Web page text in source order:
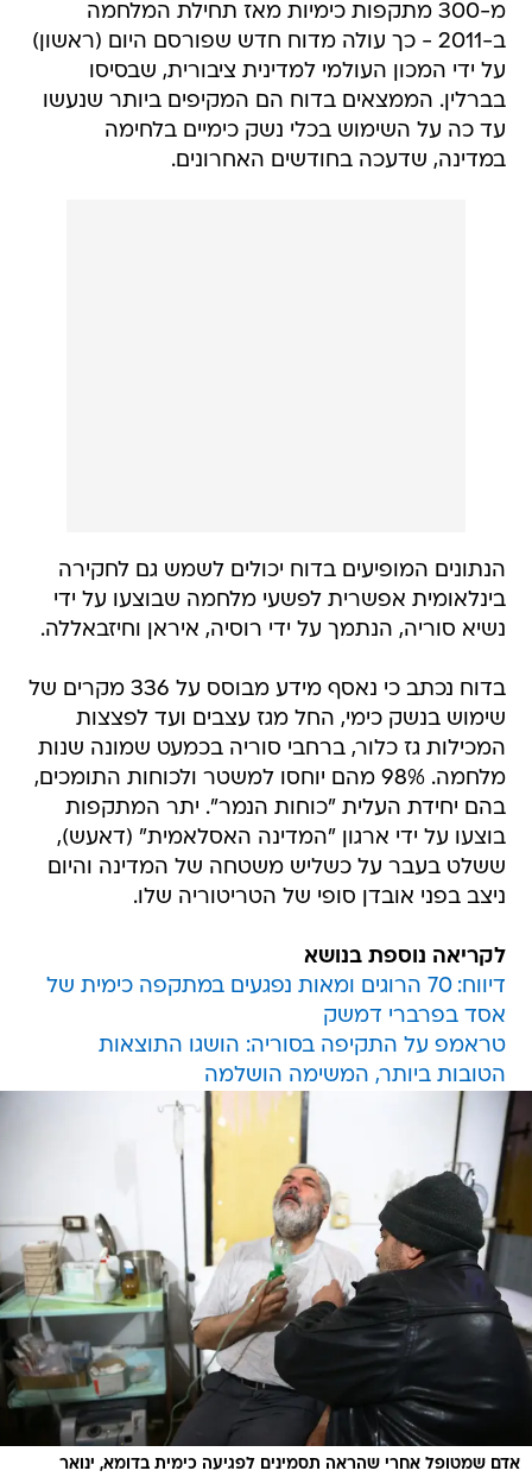
מ-300 מתקפות כימיות מאז תחילת המלחמה
ב-2011 - כך עולה מדוח חדש שפורסם היום (ראשון)
על ידי המכון העולמי למדינית ציבורית, שבסיסו
בברלין. הממצאים בדוח הם המקיפים ביותר שנעשו
עד כה על השימוש בכלי נשק כימיים בלחימה
במדינה, שדעכה בחודשים האחרונים.
הנתונים המופיעים בדוח יכולים לשמש גם לחקירה
בינלאומית אפשרית לפשעי מלחמה שבוצעו על ידי
נשיא סוריה, הנתמך על ידי רוסיה, איראן וחיזבאללה.
בדוח נכתב כי נאסף מידע מבוסס על 336 מקרים של
שימוש בנשק כימי, החל מגז עצבים ועד לפצצות
המכילות גז כלור, ברחבי סוריה בכמעט שמונה שנות
מלחמה. 98% מהם יוחסו למשטר ולכוחות התומכים,
בהם יחידת העלית "כוחות הנמר". יתר המתקפות
בוצעו על ידי ארגון "המדינה האסלאמית" (דאעש),
ששלט בעבר על כשליש משטחה של המדינה והיום
ניצב בפני אובדן סופי של הטריטוריה שלו.
לקריאה נוספת בנושא
דיווח: 70 הרוגים ומאות נפגעים במתקפה כימית של
אסד בפרברי דמשק
טראמפ על התקיפה בסוריה: הושגו התוצאות
הטובות ביותר, המשימה הושלמה
אדם שמטופל אחרי שהראה תסמינים לפגיעה כימית בדומא, ינואר